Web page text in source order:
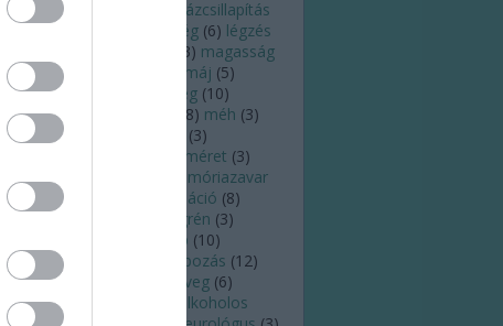
kutatás
7)
lázcsillapítás
leégés légúti betegség (6) légzés
3) magasság
) magas vérnyomás máj (5)
mammográfia
meddőség (10)
megelőzés
8) méh (3)
méhnyakrák
(3)
mellméret (3)
memóriazavar
) menopauza menstruáció (8)
menstruációs görcs
migrén (3)
nap (10)
napégés
(7 napozás (12)
napsugárzás
napszemüveg (6)
naptej (4)
nem alkoholos